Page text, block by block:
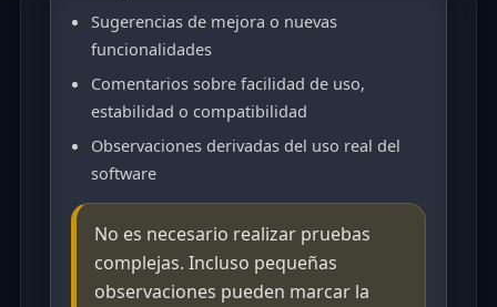
Sugerencias de mejora o nuevas
funcionalidades
Comentarios sobre facilidad de uso,
estabilidad o compatibilidad
Observaciones derivadas del uso real del
software
No es necesario realizar pruebas
complejas. Incluso pequeñas
observaciones pueden marcar la